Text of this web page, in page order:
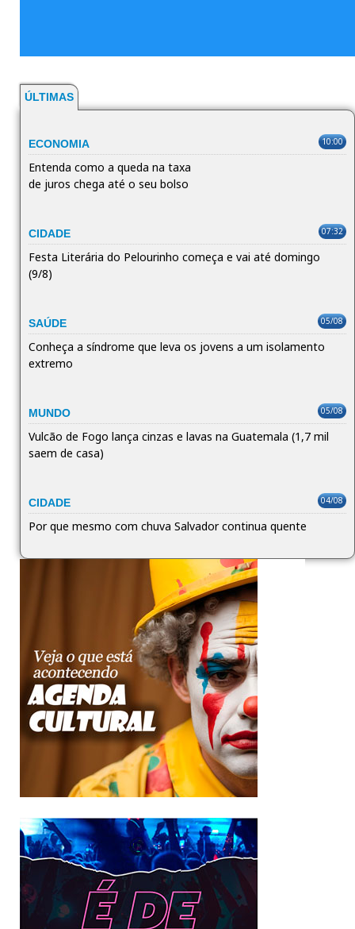
ÚLTIMAS
ECONOMIA 10:00
Entenda como a queda na taxa
de juros chega até o seu bolso
CIDADE 07:32
Festa Literária do Pelourinho começa e vai até domingo
(9/8)
SAÚDE 05/08
Conheça a síndrome que leva os jovens a um isolamento
extremo
MUNDO 05/08
Vulcão de Fogo lança cinzas e lavas na Guatemala (1,7 mil
saem de casa)
CIDADE 04/08
Por que mesmo com chuva Salvador continua quente